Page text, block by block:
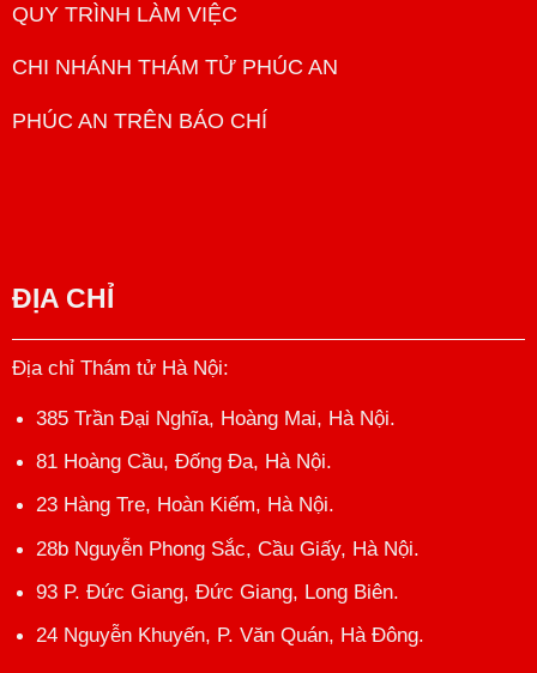
QUY TRÌNH LÀM VIỆC
CHI NHÁNH THÁM TỬ PHÚC AN
PHÚC AN TRÊN BÁO CHÍ
ĐỊA CHỈ
Địa chỉ Thám tử Hà Nội:
385 Trần Đại Nghĩa, Hoàng Mai, Hà Nội.
81 Hoàng Cầu, Đống Đa, Hà Nội.
23 Hàng Tre, Hoàn Kiếm, Hà Nội.
28b Nguyễn Phong Sắc, Cầu Giấy, Hà Nội.
93 P. Đức Giang, Đức Giang, Long Biên.
24 Nguyễn Khuyến, P. Văn Quán, Hà Đông.